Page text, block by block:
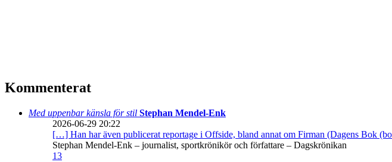
Kommenterat
Med uppenbar känsla för stil Stephan Mendel-Enk
2026-06-29 20:22
[…] Han har även publicerat reportage i Offside, bland annat om Firman (Dagens Bok
Stephan Mendel-Enk – journalist, sportkrönikör och författare – Dagskrönikan
13